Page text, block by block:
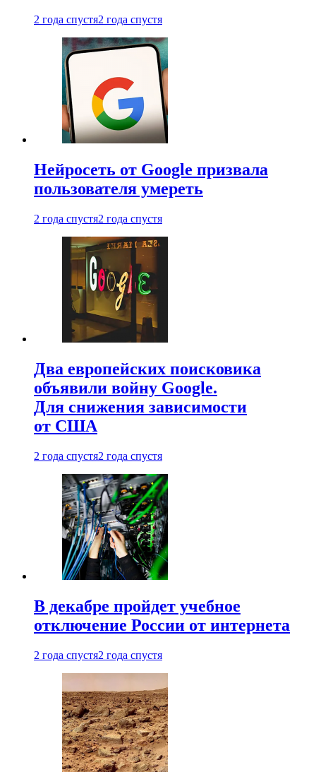
2 года спустя2 года спустя
Нейросеть от Google призвала
пользователя умереть
2 года спустя2 года спустя
Два европейских поисковика
объявили войну Google.
Для снижения зависимости
от США
2 года спустя2 года спустя
В декабре пройдет учебное
отключение России от интернета
2 года спустя2 года спустя